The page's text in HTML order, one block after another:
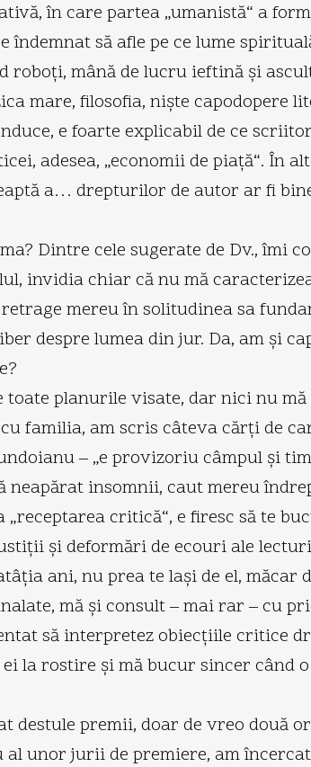
în care partea „umanistă“ a
să afle pe ce lume
mână de lucru ieftină şi
mare, filosofia, nişte capodopere
e foarte explicabil de ce
adesea, „economii de piaţă“. În
a… drepturilor de autor ar fi
Dintre cele sugerate de Dv., îmi
invidia chiar că nu mă
mereu în solitudinea sa
despre lumea din jur. Da, am şi
planurile visate, dar nici nu
familia, am scris câteva cărţi de
– „e provizoriu câmpul şi
insomnii, caut mereu
critică“, e firesc să te
şi deformări de ecouri ale
ani, nu prea te laşi de el, măcar
mă şi consult – mai rar – cu
să interpretez obiecţiile critice
la rostire şi mă bucur sincer când
destule premii, doar de vreo două
unor jurii de premiere, am